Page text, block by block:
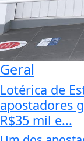
Geral
Lotérica de
apostadores
R$35 mil e...